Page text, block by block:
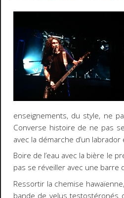
enseignements, du style, ne
Converse histoire de ne pas
avec la démarche d’un labrador
Boire de l’eau avec la bière le
pas se réveiller avec une barre
Ressortir la chemise
bande de velus testostéronés